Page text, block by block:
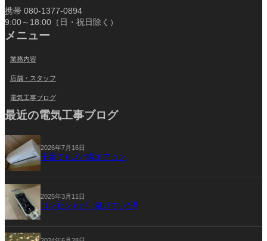
携帯 080-1377-0894
9:00～18:00（日・祝日除く）
メニュー
業務内容
店舗・スタッフ
電気工事ブログ
最近の電気工事ブログ
2026年7月16日
千葉でもズバ暖エアコン
2025年3月11日
コンセントが…融けていた⁉